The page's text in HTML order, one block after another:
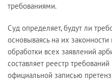
требованиями.
Суд определяет, будут ли
основываясь на их
обработки всех заявлений
составляет реестр
официальной записью